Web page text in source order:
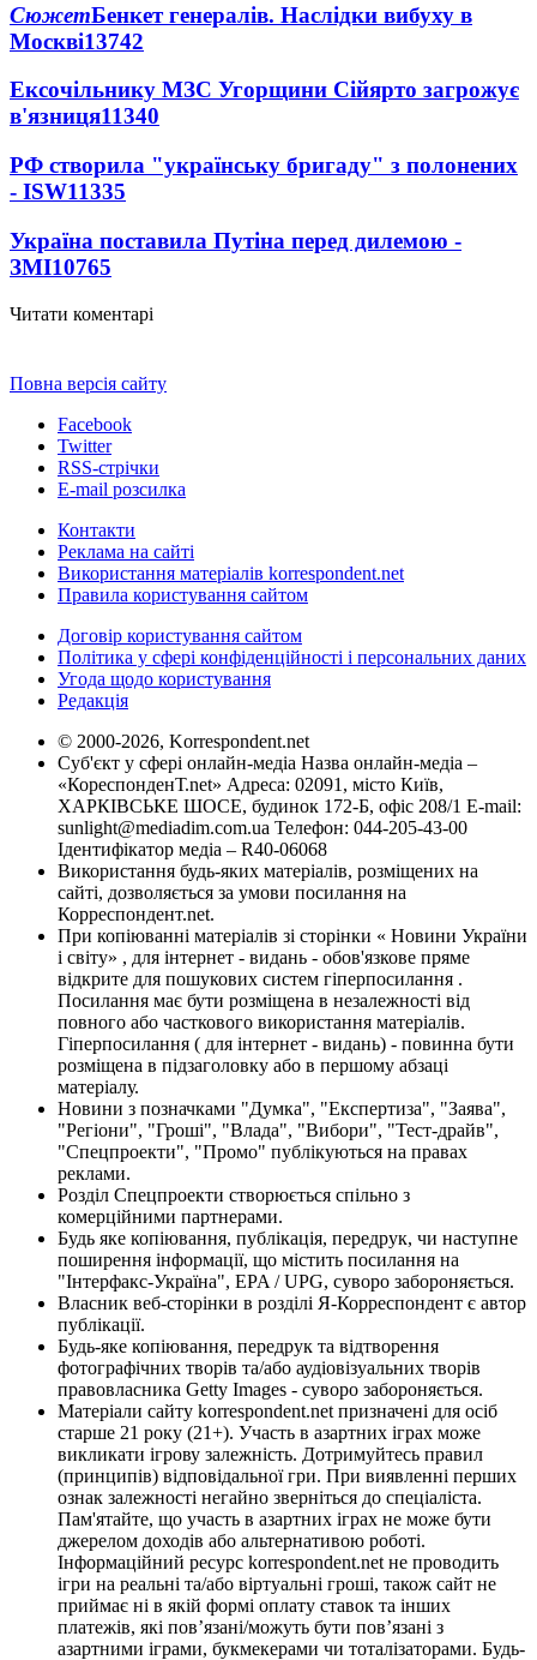
СюжетБенкет генералів. Наслідки вибуху в
Москві13742
Ексочільнику МЗС Угорщини Сійярто загрожує
в'язниця11340
РФ створила "українську бригаду" з полонених
- ISW11335
Україна поставила Путіна перед дилемою -
ЗМІ10765
Читати коментарі
Повна версія сайту
Facebook
Twitter
RSS-стрічки
E-mail розсилка
Контакти
Реклама на сайті
Використання матеріалів korrespondent.net
Правила користування сайтом
Договір користування сайтом
Політика у сфері конфіденційності і персональних даних
Угода щодо користування
Редакція
© 2000-2026, Korrespondent.net
Суб'єкт у сфері онлайн-медіа Назва онлайн-медіа –
«КореспонденТ.net» Адреса: 02091, місто Київ,
ХАРКІВСЬКЕ ШОСЕ, будинок 172-Б, офіс 208/1 E-mail:
sunlight@mediadim.com.ua Телефон: 044-205-43-00
Ідентифікатор медіа – R40-06068
Використання будь-яких матеріалів, розміщених на
сайті, дозволяється за умови посилання на
Корреспондент.net.
При копіюванні матеріалів зі сторінки « Новини України
і світу» , для інтернет - видань - обов'язкове пряме
відкрите для пошукових систем гіперпосилання .
Посилання має бути розміщена в незалежності від
повного або часткового використання матеріалів.
Гіперпосилання ( для інтернет - видань) - повинна бути
розміщена в підзаголовку або в першому абзаці
матеріалу.
Новини з позначками "Думка", "Експертиза", "Заява",
"Регіони", "Гроші", "Влада", "Вибори", "Тест-драйв",
"Спецпроекти", "Промо" публікуються на правах
реклами.
Розділ Спецпроекти створюється спільно з
комерційними партнерами.
Будь яке копіювання, публікація, передрук, чи наступне
поширення інформації, що містить посилання на
"Інтерфакс-Україна", EPA / UPG, суворо забороняється.
Власник веб-сторінки в розділі Я-Корреспондент є автор
публікації.
Будь-яке копіювання, передрук та відтворення
фотографічних творів та/або аудіовізуальних творів
правовласника Getty Images - суворо забороняється.
Матеріали сайту korrespondent.net призначені для осіб
старше 21 року (21+). Участь в азартних іграх може
викликати ігрову залежність. Дотримуйтесь правил
(принципів) відповідальної гри. При виявленні перших
ознак залежності негайно зверніться до спеціаліста.
Пам'ятайте, що участь в азартних іграх не може бути
джерелом доходів або альтернативою роботі.
Інформаційний ресурс korrespondent.net не проводить
ігри на реальні та/або віртуальні гроші, також сайт не
приймає ні в якій формі оплату ставок та інших
платежів, які пов’язані/можуть бути пов’язані з
азартними іграми, букмекерами чи тоталізаторами. Будь-